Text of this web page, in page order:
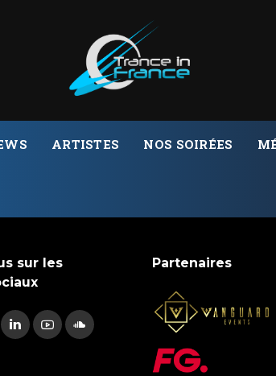
ARTISTES NOS SOIRÉES
sur les
Partenaires